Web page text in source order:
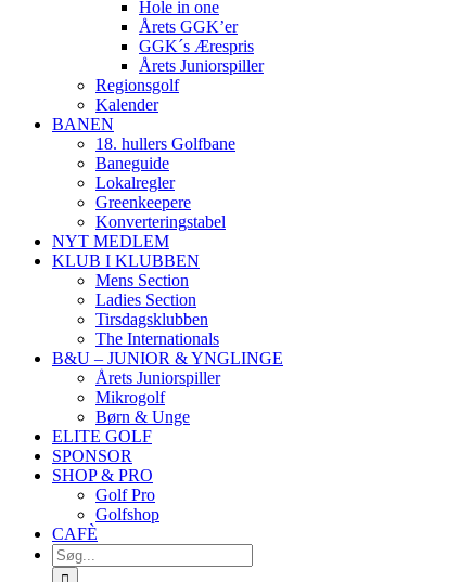
Hole in one
Årets GGK’er
GGK´s Ærespris
Årets Juniorspiller
Regionsgolf
Kalender
BANEN
18. hullers Golfbane
Baneguide
Lokalregler
Greenkeepere
Konverteringstabel
NYT MEDLEM
KLUB I KLUBBEN
Mens Section
Ladies Section
Tirsdagsklubben
The Internationals
B&U – JUNIOR & YNGLINGE
Årets Juniorspiller
Mikrogolf
Børn & Unge
ELITE GOLF
SPONSOR
SHOP & PRO
Golf Pro
Golfshop
CAFÈ
Søg
efter: